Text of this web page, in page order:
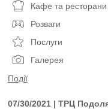
Кафе та ресторани
Розваги
Послуги
Галерея
Події
07/30/2021 | ТРЦ